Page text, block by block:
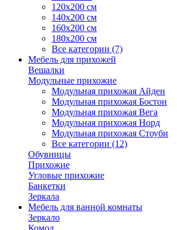
120х200 см
140х200 см
160х200 см
180х200 см
Все категории (7)
Мебель для прихожей
Вешалки
Модульные прихожие
Модульная прихожая Айден
Модульная прихожая Бостон
Модульная прихожая Вега
Модульная прихожая Норд
Модульная прихожая Стоуби
Все категории (12)
Обувницы
Прихожие
Угловые прихожие
Банкетки
Зеркала
Мебель для ванной комнаты
Зеркало
Комод